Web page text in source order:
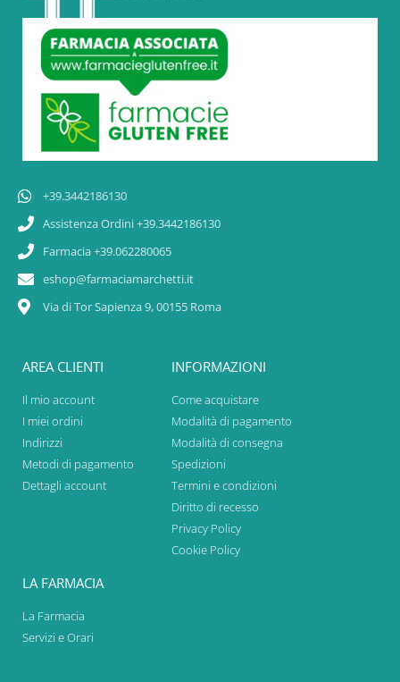
+39.3442186130
Assistenza Ordini +39.3442186130
Farmacia +39.062280065
eshop@farmaciamarchetti.it
Via di Tor Sapienza 9, 00155 Roma
AREA CLIENTI
Il mio account
I miei ordini
Indirizzi
Metodi di pagamento
Dettagli account
INFORMAZIONI
Come acquistare
Modalità di pagamento
Modalità di consegna
Spedizioni
Termini e condizioni
Diritto di recesso
Privacy Policy
Cookie Policy
LA FARMACIA
La Farmacia
Servizi e Orari